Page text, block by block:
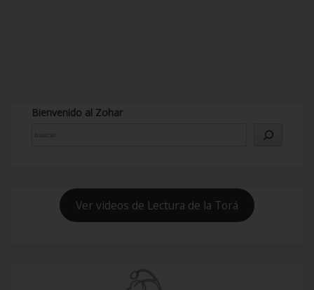
Bienvenido al Zohar
Ver videos de Lectura de la Torá